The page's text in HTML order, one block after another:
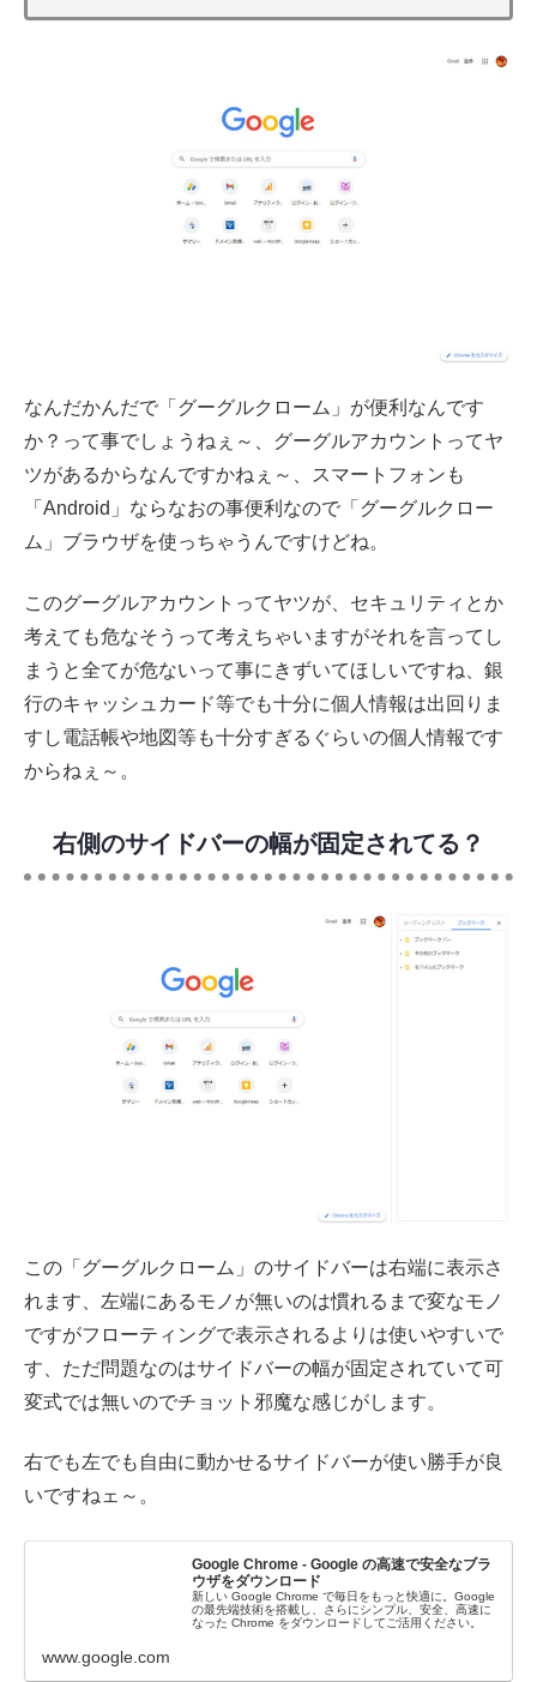
なんだかんだで「グーグルクローム」が便利なんです
か？って事でしょうねぇ～、グーグルアカウントってヤ
ツがあるからなんですかねぇ～、スマートフォンも
「Android」ならなおの事便利なので「グーグルクロー
ム」ブラウザを使っちゃうんですけどね。
このグーグルアカウントってヤツが、セキュリティとか
考えても危なそうって考えちゃいますがそれを言ってし
まうと全てが危ないって事にきずいてほしいですね、銀
行のキャッシュカード等でも十分に個人情報は出回りま
すし電話帳や地図等も十分すぎるぐらいの個人情報です
からねぇ～。
右側のサイドバーの幅が固定されてる？
この「グーグルクローム」のサイドバーは右端に表示さ
れます、左端にあるモノが無いのは慣れるまで変なモノ
ですがフローティングで表示されるよりは使いやすいで
す、ただ問題なのはサイドバーの幅が固定されていて可
変式では無いのでチョット邪魔な感じがします。
右でも左でも自由に動かせるサイドバーが使い勝手が良
いですねェ～。
Google Chrome - Google の高速で安全なブラ
ウザをダウンロード
新しい Google Chrome で毎日をもっと快適に。Google
の最先端技術を搭載し、さらにシンプル、安全、高速に
なった Chrome をダウンロードしてご活用ください。
www.google.com